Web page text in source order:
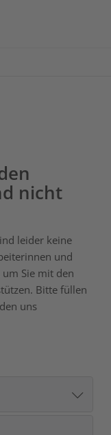
nicht
leider keine
und
Sie mit den
Bitte füllen
uns